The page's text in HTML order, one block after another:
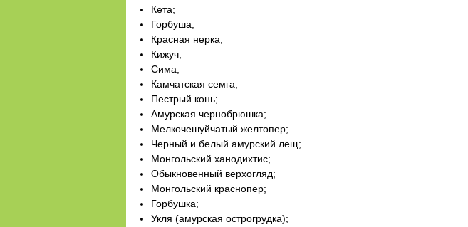
Кета;
Горбуша;
Красная нерка;
Кижуч;
Сима;
Камчатская семга;
Пестрый конь;
Амурская чернобрюшка;
Мелкочешуйчатый желтопер;
Черный и белый амурский лещ;
Монгольский ханодихтис;
Обыкновенный верхогляд;
Монгольский краснопер;
Горбушка;
Укля (амурская острогрудка);